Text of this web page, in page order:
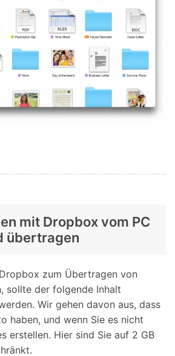
mit Dropbox vom PC
übertragen
zum Übertragen von
sollte der folgende Inhalt
Wir gehen davon aus, dass
haben, und wenn Sie es nicht
erstellen. Hier sind Sie auf 2 GB